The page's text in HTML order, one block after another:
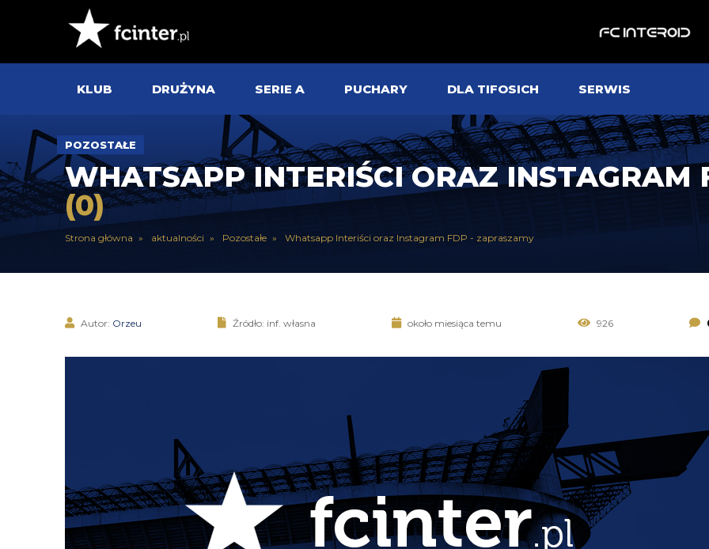
KLUB DRUŻYNA SERIE A PUCHARY DLA TIFOSICH SERWIS
POZOSTAŁE
WHATSAPP INTERIŚCI ORAZ INSTAGRAM
(0)
Strona główna aktualności Pozostałe Whatsapp Interiści oraz Instagram FDP - zapraszamy
Autor: Orzeu Źródło: inf. własna około miesiąca temu 926